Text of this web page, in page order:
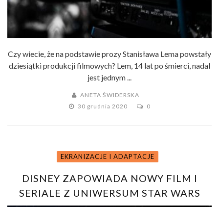
Czy wiecie, że na podstawie prozy Stanisława Lema powstały
dziesiątki produkcji filmowych? Lem, 14 lat po śmierci, nadal
jest jednym ...
ANETA ŚWIDERSKA
30 grudnia 2020
0
EKRANIZACJE I ADAPTACJE
DISNEY ZAPOWIADA NOWY FILM I
SERIALE Z UNIWERSUM STAR WARS